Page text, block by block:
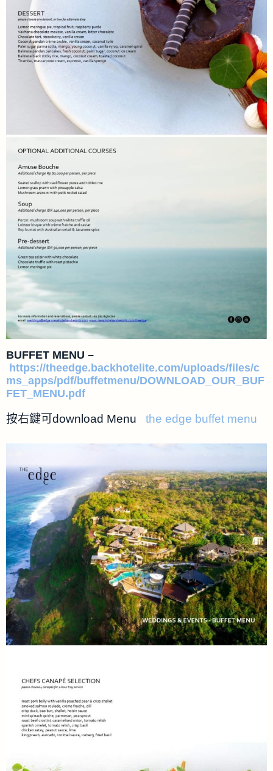
BUFFET MENU –
https://theedge.backhotelite.com/uploads/files/c
ms_apps/pdf/buffetmenu/DOWNLOAD_OUR_BUF
FET_MENU.pdf
按右鍵可download Menu the edge buffet menu